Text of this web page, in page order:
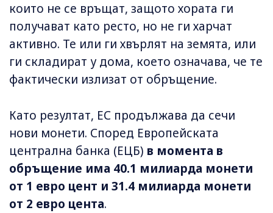
които не се връщат, защото хората ги
получават като ресто, но не ги харчат
активно. Те или ги хвърлят на земята, или
ги складират у дома, което означава, че те
фактически излизат от обръщение.
Като резултат, ЕС продължава да сечи
нови монети. Според Европейската
централна банка (ЕЦБ) в момента в
обръщение има 40.1 милиарда монети
от 1 евро цент и 31.4 милиарда монети
от 2 евро цента.